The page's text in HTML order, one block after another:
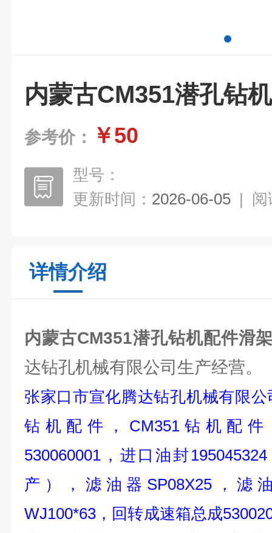
内蒙古CM351潜孔钻
参考价： ￥50
型号：
更新时间： 2026-06-05 | 阅
详情介绍
内蒙古CM351潜孔钻机配件滑
达钻孔机械有限公司生产经营。
张家口市宣化腾达钻孔机械有限
钻机配件，CM351钻机配
530060001，进口油封
产），滤油器SP08X25，滤
WJ100*63，回转成速箱总成